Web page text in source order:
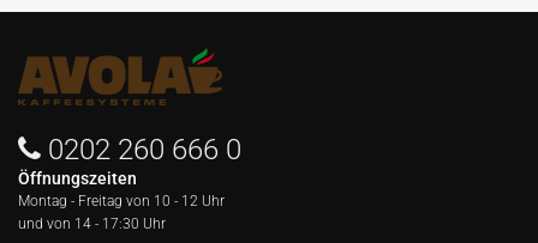
0202 260 666 0
Öffnungszeiten
Montag - Freitag von 10 - 12 Uhr
und von 14 - 17:30 Uhr